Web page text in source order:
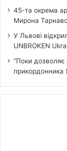
45-та окрема
Мирона
У Львові
UNBROKEN
“Поки дозволяє
прикордонника